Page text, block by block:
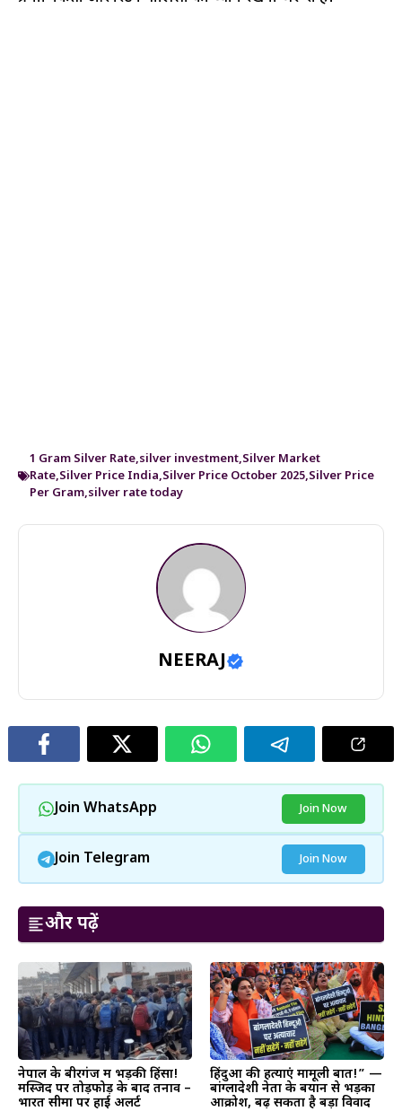
1 Gram Silver Rate,silver investment,Silver Market
Rate,Silver Price India,Silver Price October 2025,Silver Price
Per Gram,silver rate today
NEERAJ
Join WhatsApp Join Now
Join Telegram Join Now
और पढ़ें
नेपाल के बीरगंज में भड़की हिंसा!
मस्जिद पर तोड़फोड़ के बाद तनाव –
भारत सीमा पर हाई अलर्ट
हिंदुओं की हत्याएं मामूली बात!” —
बांग्लादेशी नेता के बयान से भड़का
आक्रोश, बढ़ सकता है बड़ा विवाद